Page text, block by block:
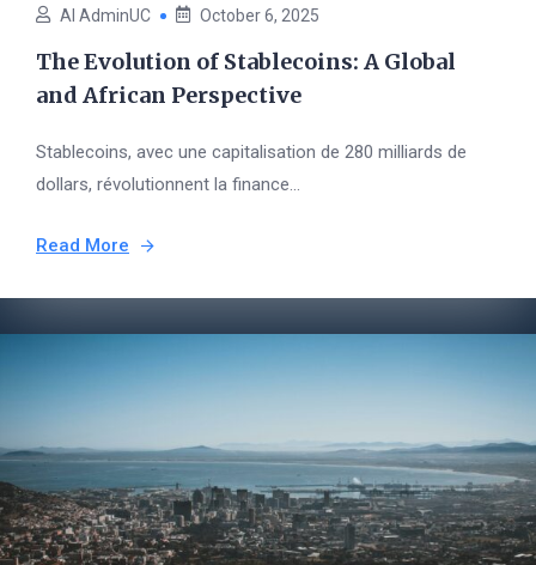
AI AdminUC October 6, 2025
The Evolution of Stablecoins: A Global
and African Perspective
Stablecoins, avec une capitalisation de 280 milliards de
dollars, révolutionnent la finance...
Read More